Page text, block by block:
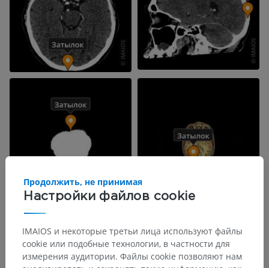
Настройки файлов cookie
Продолжить, не принимая
IMAIOS и некоторые третьи лица используют файлы
cookie или подобные технологии, в частности для
измерения аудитории. Файлы cookie позволяют нам